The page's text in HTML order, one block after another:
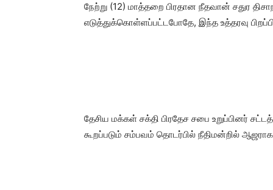
நேற்று (12) மாத்தறை பிரதான நீதவான் சதுர
எடுத்துக்கொள்ளப்பட்டபோதே, இந்த உத்தரவு
தேசிய மக்கள் சக்தி பிரதேச சபை உறுப்பினர்
கூறப்படும் சம்பவம் தொடர்பில் நீதிமன்றில்